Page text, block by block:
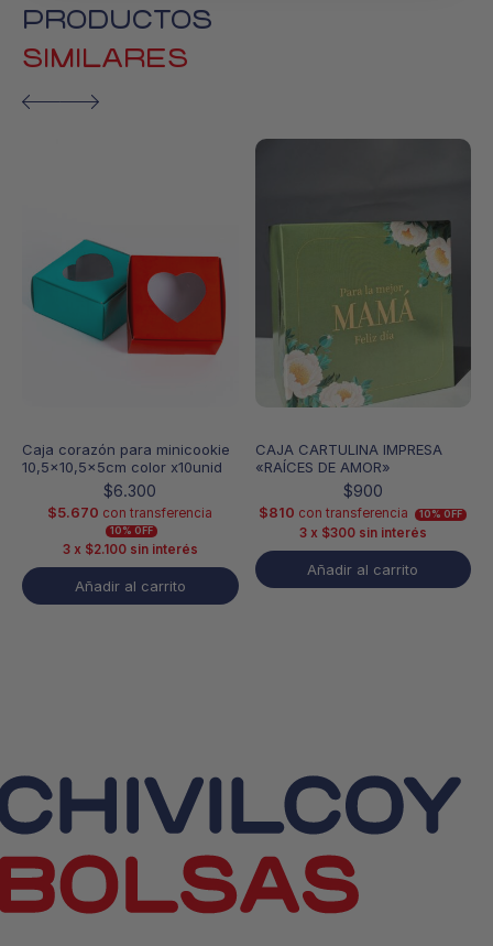
PRODUCTOS
SIMILARES
Caja corazón para minicookie
10,5×10,5x5cm color x10unid
$6.300
$5.670 con transferencia
10% OFF
3 x $2.100 sin interés
Añadir al carrito
CAJA CARTULINA IMPRESA
«RAÍCES DE AMOR»
$900
$810 con transferencia 10% OFF
3 x $300 sin interés
Añadir al carrito